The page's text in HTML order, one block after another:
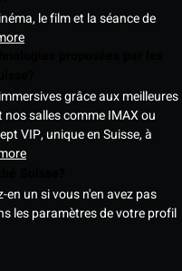
le film et la séance de
grâce aux meilleures
salles comme IMAX ou
VIP, unique en Suisse, à
un si vous n'en avez pas
les paramètres de votre profil